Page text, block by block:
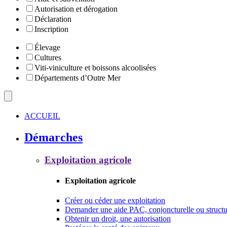
Autorisation et dérogation
Déclaration
Inscription
Élevage
Cultures
Viti-viniculture et boissons alcoolisées
Départements d’Outre Mer
ACCUEIL
Démarches
Exploitation agricole
Exploitation agricole
Créer ou céder une exploitation
Demander une aide PAC, conjoncturelle ou
Obtenir un droit, une autorisation